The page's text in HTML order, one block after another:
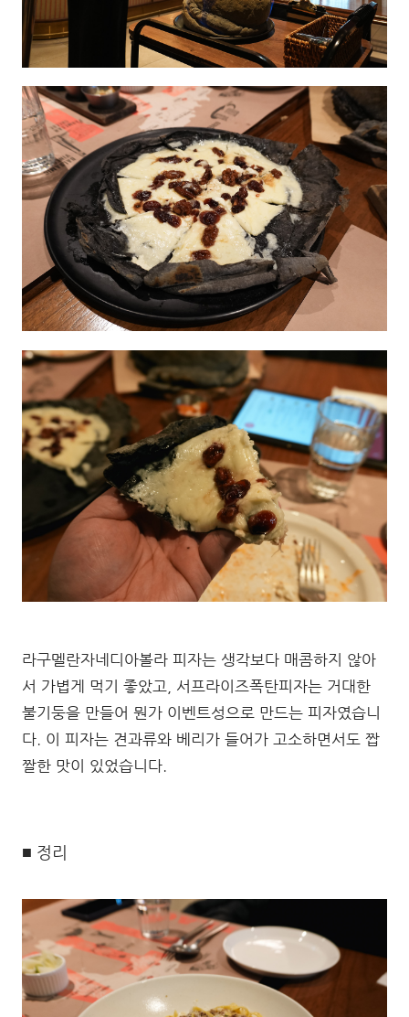
라구멜란자네디아볼라 피자는 생각보다 매콤하지 않아
서 가볍게 먹기 좋았고, 서프라이즈폭탄피자는 거대한
불기둥을 만들어 뭔가 이벤트성으로 만드는 피자였습니
다. 이 피자는 견과류와 베리가 들어가 고소하면서도 짭
짤한 맛이 있었습니다.
■ 정리